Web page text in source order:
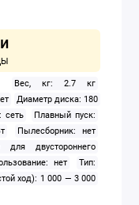
Вес, кг: 2.7 кг
Диаметр диска: 180
сеть
Плавный пуск:
Пылесборник: нет
для двустороннего
нет
Тип:
ход): 1 000 — 3 000